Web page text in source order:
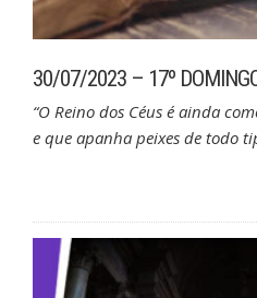
30/07/2023 – 17º
“O Reino dos Céus é ainda
e que apanha peixes de todo